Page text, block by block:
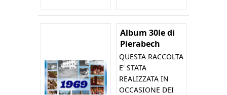
Album 30le di
Pierabech
QUESTA RACCOLTA
E' STATA
REALIZZATA IN
OCCASIONE DEI